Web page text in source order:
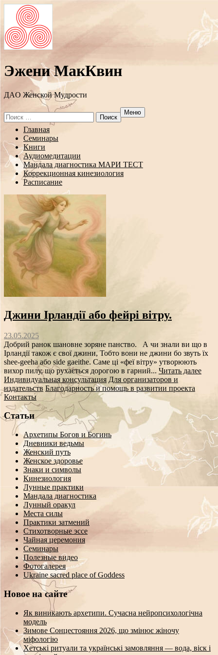
Эжени МакКвин
ДAO Женской Мудрости
Search
for:
Меню
Перейти
содержанию
Главная
Семинары
Книги
Аудиомедитации
Мандала диагностика МАРИ ТЕСТ
Коррекционная кинезиология
Расписание
Джини Ірландії або фейрі вітру.
23.05.2025
Добрий ранок шановне зоряне панство. А чи знали ви що в
Ірландії також є свої джини, Тобто вони не джини бо звуть їх
shee-geeha або side gaeithe. Саме ці «феї вітру» утворюють
вихор пилу, що рухається дорогою в гарний... Читать далее
Индивидуальная консультация Для организаторов и
издательств Благодарность и помощь в развитии проекта
Контакты
Статьи
Архетипы Богов и Богинь
Дневники ведьмы
Женский путь
Женское здоровье
Знаки и символы
Кинезиология
Лунные практики
Мандала диагностика
Лунный оракул
Места силы
Практики затмений
Стихотворные эссе
Чайная церемония
Семинары
Полезные видео
Фотогалерея
Ukraine sacred place of Goddess
Новое на сайте
Як виникають архетипи. Сучасна нейропсихологічна
модель
Зимове Сонцестояння 2026, що змінює жіночу
міфологію
Хетські ритуали та українські замовляння — вода, віск і